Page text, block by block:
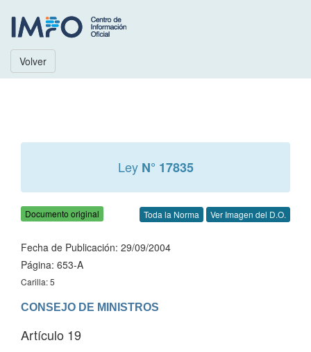
Volver
Ley N° 17835
Documento original Toda la Norma Ver Imagen del D.O.
Fecha de Publicación: 29/09/2004
Página: 653-A
Carilla: 5
CONSEJO DE MINISTROS
Artículo 19